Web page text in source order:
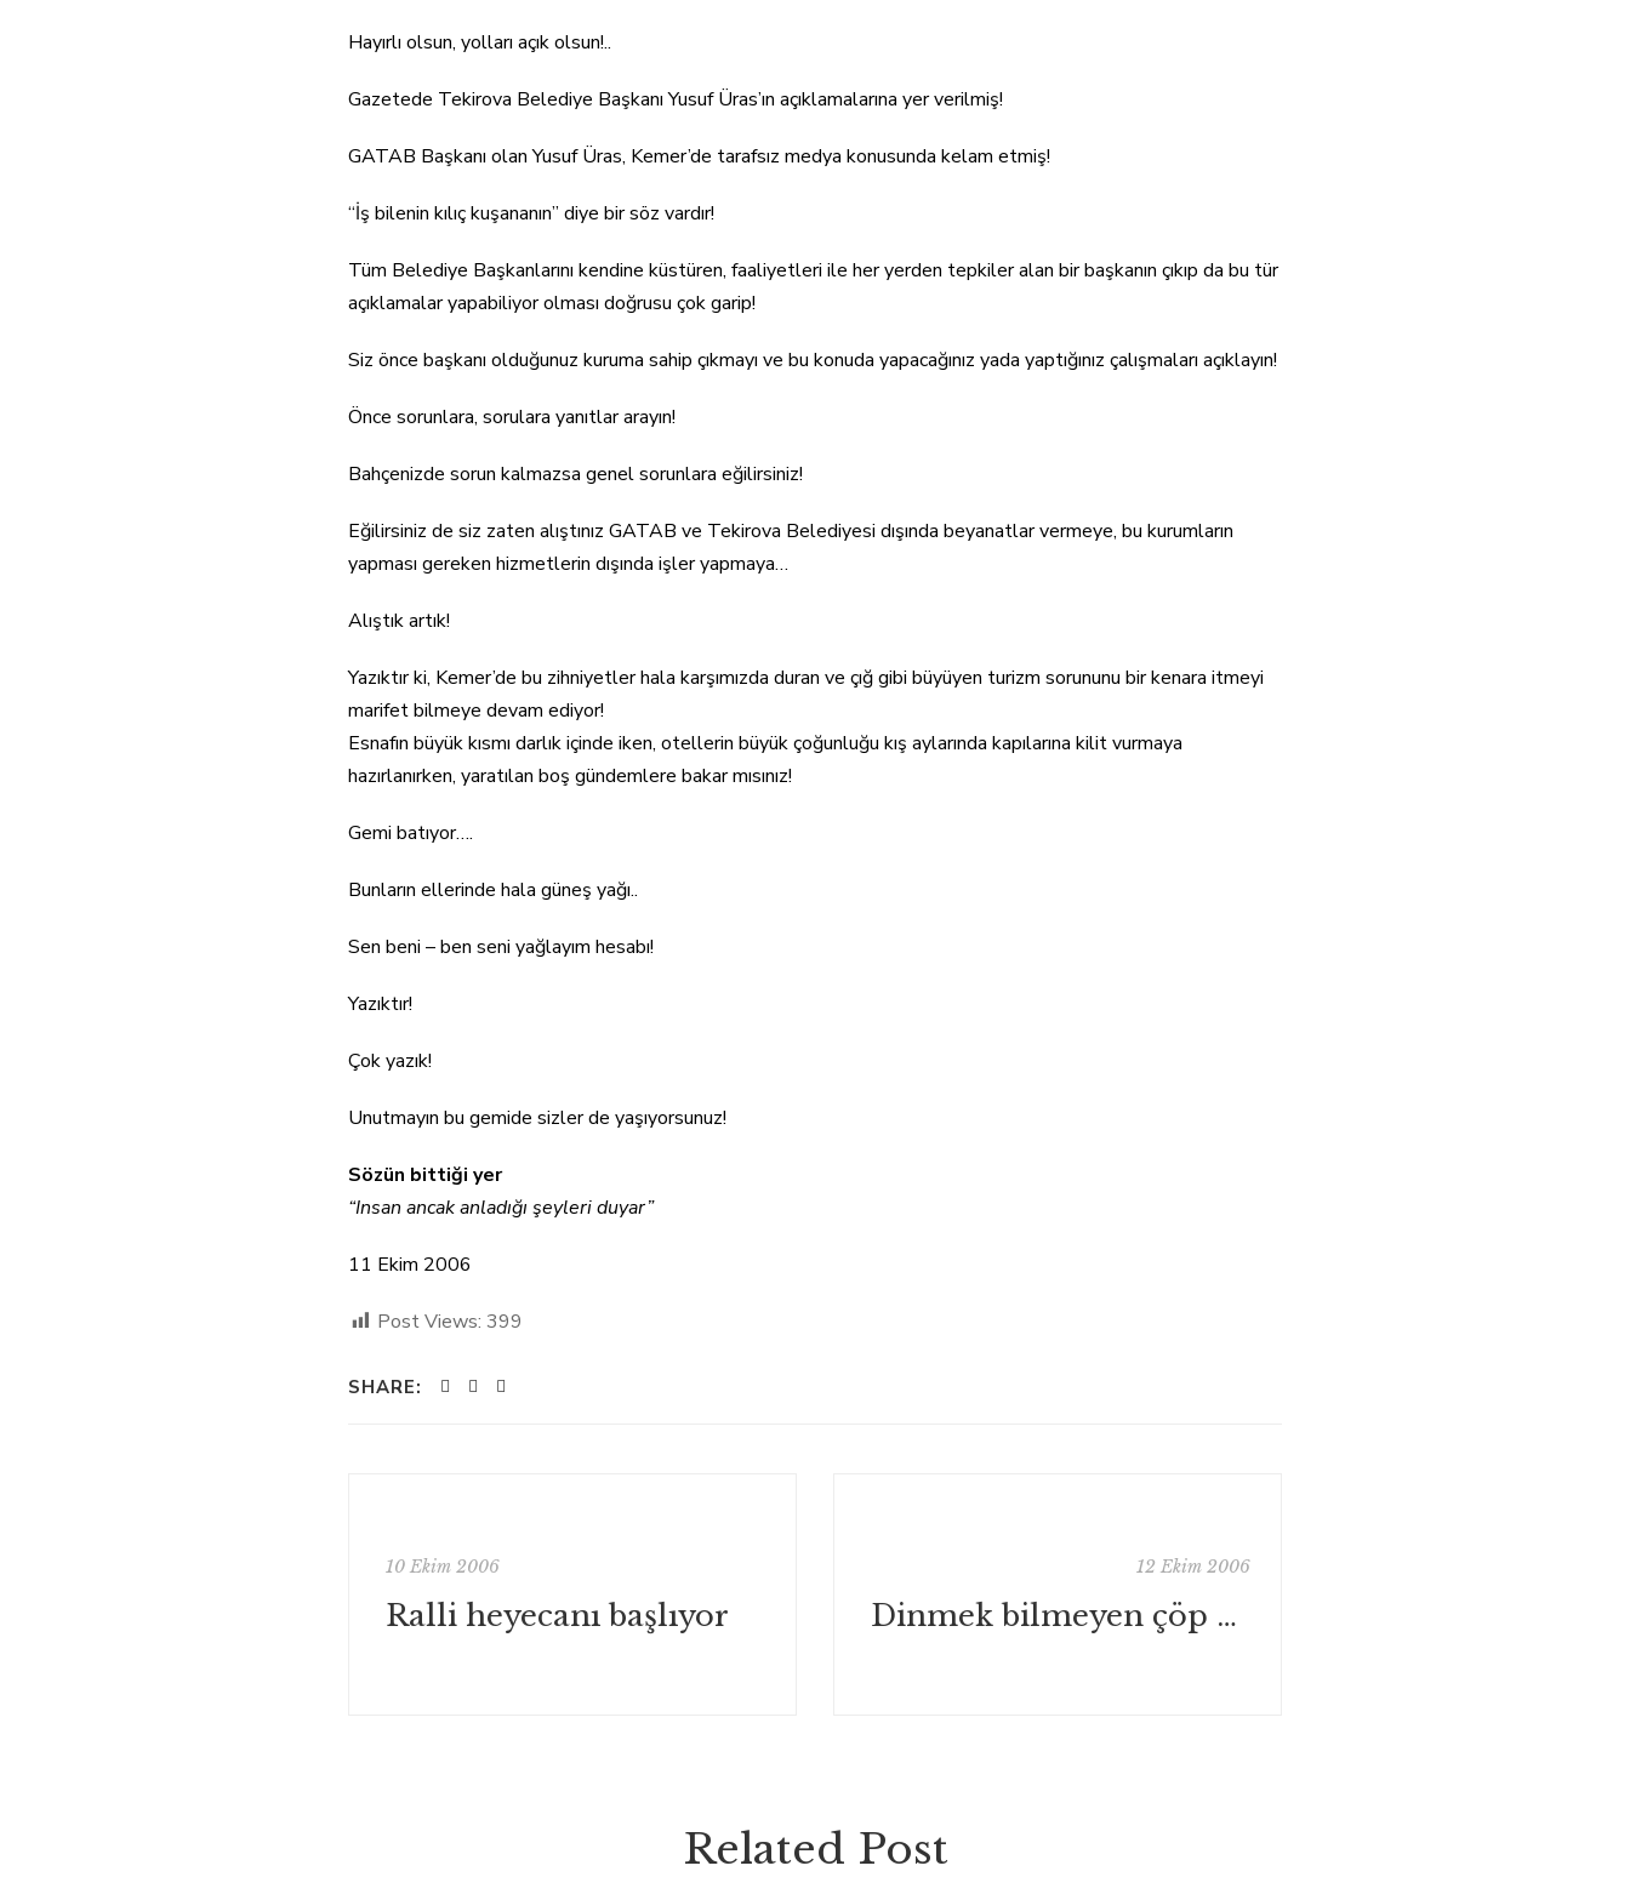
Hayırlı olsun, yolları açık olsun!..
Gazetede Tekirova Belediye Başkanı Yusuf Üras’ın açıklamalarına yer verilmiş!
GATAB Başkanı olan Yusuf Üras, Kemer’de tarafsız medya konusunda kelam etmiş!
“İş bilenin kılıç kuşananın” diye bir söz vardır!
Tüm Belediye Başkanlarını kendine küstüren, faaliyetleri ile her yerden tepkiler alan bir başkanın çıkıp da bu tür
açıklamalar yapabiliyor olması doğrusu çok garip!
Siz önce başkanı olduğunuz kuruma sahip çıkmayı ve bu konuda yapacağınız yada yaptığınız çalışmaları açıklayın!
Önce sorunlara, sorulara yanıtlar arayın!
Bahçenizde sorun kalmazsa genel sorunlara eğilirsiniz!
Eğilirsiniz de siz zaten alıştınız GATAB ve Tekirova Belediyesi dışında beyanatlar vermeye, bu kurumların
yapması gereken hizmetlerin dışında işler yapmaya…
Alıştık artık!
Yazıktır ki, Kemer’de bu zihniyetler hala karşımızda duran ve çığ gibi büyüyen turizm sorununu bir kenara itmeyi
marifet bilmeye devam ediyor!
Esnafın büyük kısmı darlık içinde iken, otellerin büyük çoğunluğu kış aylarında kapılarına kilit vurmaya
hazırlanırken, yaratılan boş gündemlere bakar mısınız!
Gemi batıyor….
Bunların ellerinde hala güneş yağı..
Sen beni – ben seni yağlayım hesabı!
Yazıktır!
Çok yazık!
Unutmayın bu gemide sizler de yaşıyorsunuz!
Sözün bittiği yer
“Insan ancak anladığı şeyleri duyar”
11 Ekim 2006
Post Views: 399
SHARE:
10 Ekim 2006
Ralli heyecanı başlıyor
12 Ekim 2006
Dinmek bilmeyen çöp kokusu…
Related Post